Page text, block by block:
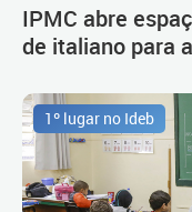
IPMC abre
de italiano para
1º lugar no Ideb